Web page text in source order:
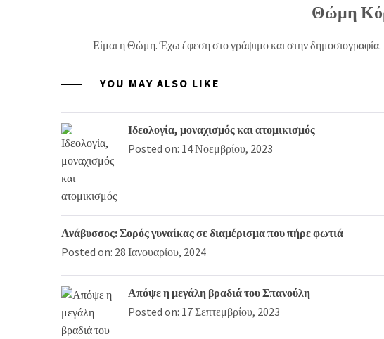
Θώμη
Είμαι η Θώμη. Έχω έφεση στο γράψιμο και στην
YOU MAY ALSO LIKE
Ιδεολογία, μοναχισμός και ατομικισμός
Posted on: 14 Νοεμβρίου, 2023
Ανάβυσσος: Σορός γυναίκας σε διαμέρισμα που πήρε φωτιά
Posted on: 28 Ιανουαρίου, 2024
Απόψε η μεγάλη βραδιά του Σπανούλη
Posted on: 17 Σεπτεμβρίου, 2023